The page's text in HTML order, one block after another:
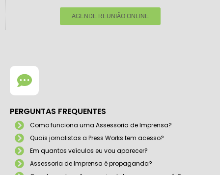
AGENDE REUNIÃO ONLINE
PERGUNTAS FREQUENTES
Como funciona uma Assessoria de Imprensa?
Quais jornalistas a Press Works tem acesso?
Em quantos veículos eu vou aparecer?
Assessoria de Imprensa é propaganda?